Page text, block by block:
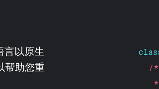
言以原生
帮助您重
/
*